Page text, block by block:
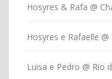
Hosyres & Rafa @
Hosyres e Rafaelle @
Luisa e Pedro @ Rio